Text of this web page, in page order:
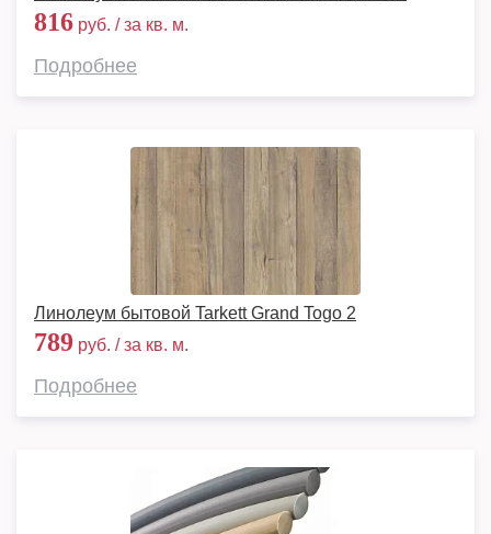
816 руб. / за кв. м.
Подробнее
Линолеум бытовой Tarkett Grand Togo 2
789 руб. / за кв. м.
Подробнее